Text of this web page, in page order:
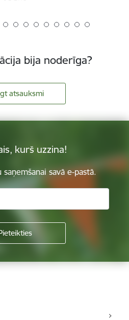
bija noderīga?
atsauksmi
kurš uzzina!
savā e-pastā.